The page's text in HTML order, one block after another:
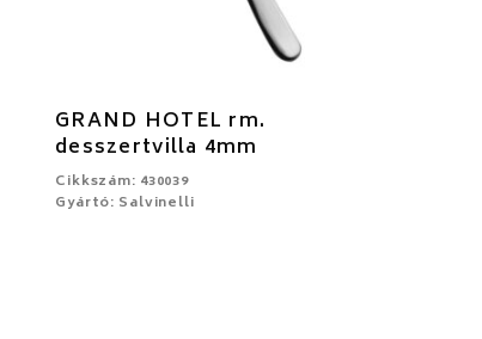
GRAND HOTEL rm.
desszertvilla 4mm
Cikkszám: 430039
Gyártó: Salvinelli